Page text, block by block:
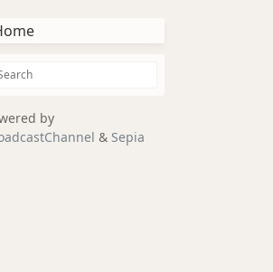
by
& Sepia